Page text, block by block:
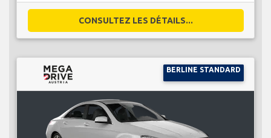
CONSULTEZ LES DÉTAILS...
BERLINE STANDARD